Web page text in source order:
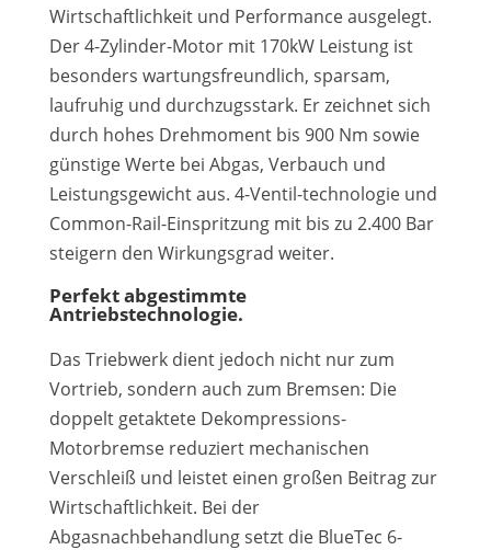
Wirtschaftlichkeit und Performance ausgelegt.
Der 4-Zylinder-Motor mit 170kW Leistung ist
besonders wartungsfreundlich, sparsam,
laufruhig und durchzugsstark. Er zeichnet sich
durch hohes Drehmoment bis 900 Nm sowie
günstige Werte bei Abgas, Verbauch und
Leistungsgewicht aus. 4-Ventil-technologie und
Common-Rail-Einspritzung mit bis zu 2.400 Bar
steigern den Wirkungsgrad weiter.
Perfekt abgestimmte
Antriebstechnologie.
Das Triebwerk dient jedoch nicht nur zum
Vortrieb, sondern auch zum Bremsen: Die
doppelt getaktete Dekompressions-
Motorbremse reduziert mechanischen
Verschleiß und leistet einen großen Beitrag zur
Wirtschaftlichkeit. Bei der
Abgasnachbehandlung setzt die BlueTec 6-